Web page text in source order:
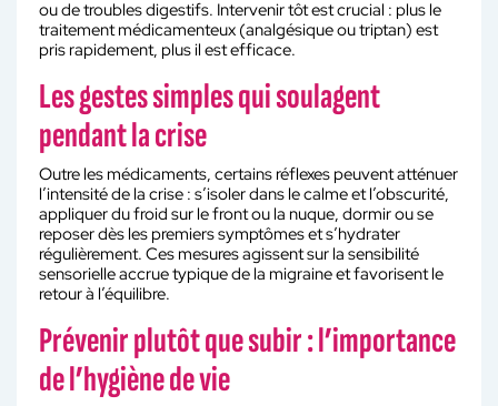
ou de troubles digestifs. Intervenir tôt est crucial : plus le
traitement médicamenteux (analgésique ou triptan) est
pris rapidement, plus il est efficace.
Les gestes simples qui soulagent
pendant la crise
Outre les médicaments, certains réflexes peuvent atténuer
l’intensité de la crise : s’isoler dans le calme et l’obscurité,
appliquer du froid sur le front ou la nuque, dormir ou se
reposer dès les premiers symptômes et s’hydrater
régulièrement. Ces mesures agissent sur la sensibilité
sensorielle accrue typique de la migraine et favorisent le
retour à l’équilibre.
Prévenir plutôt que subir : l’importance
de l’hygiène de vie